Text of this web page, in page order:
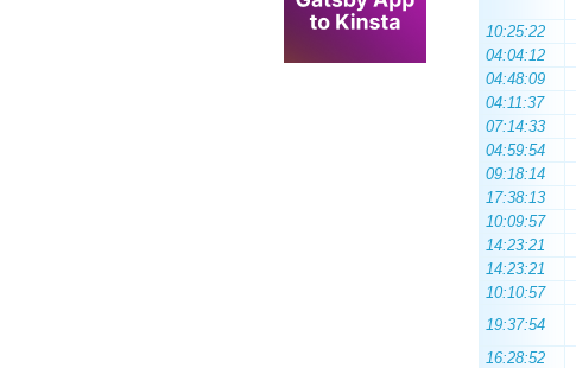
10:25:22
04:04:12
04:48:09
04:11:37
07:14:33
04:59:54
09:18:14
17:38:13
10:09:57
14:23:21
14:23:21
10:10:57
19:37:54
16:28:52